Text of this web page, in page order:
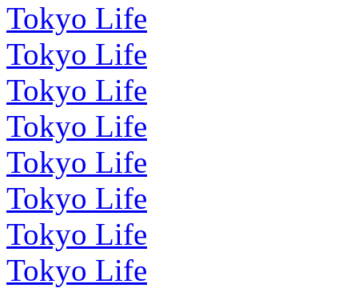
Tokyo Life
Tokyo Life
Tokyo Life
Tokyo Life
Tokyo Life
Tokyo Life
Tokyo Life
Tokyo Life